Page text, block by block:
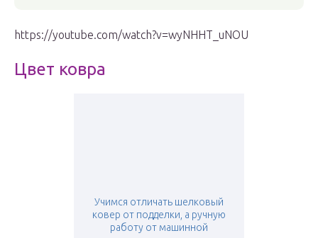
https://youtube.com/watch?v=wyNHHT_uNOU
Цвет ковра
Учимся отличать шелковый
ковер от подделки, а ручную
работу от машинной